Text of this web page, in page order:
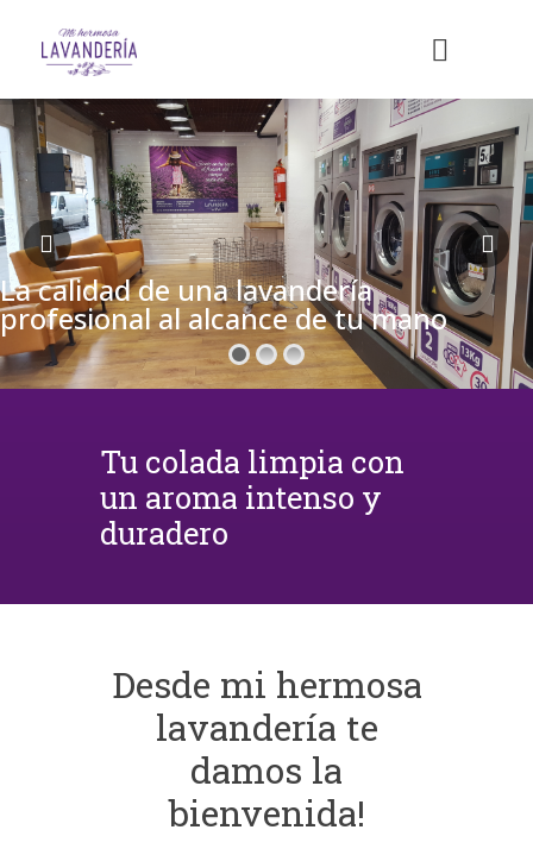
La calidad de una lavandería
profesional al alcance de tu mano
Tu colada limpia con
un aroma intenso y
duradero
Desde mi hermosa
lavandería te
damos la
bienvenida!